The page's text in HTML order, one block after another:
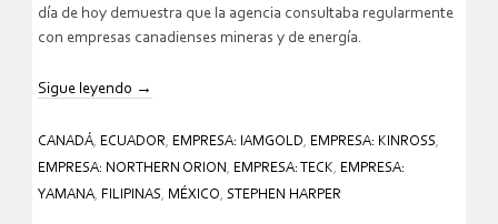
día de hoy demuestra que la agencia consultaba regularmente
con empresas canadienses mineras y de energía.
Sigue leyendo →
CANADÁ, ECUADOR, EMPRESA: IAMGOLD, EMPRESA: KINROSS,
EMPRESA: NORTHERN ORION , EMPRESA: TECK, EMPRESA:
YAMANA, FILIPINAS, MÉXICO, STEPHEN HARPER